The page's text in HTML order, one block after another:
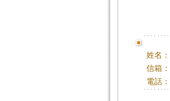
姓名：
信箱：
電話：